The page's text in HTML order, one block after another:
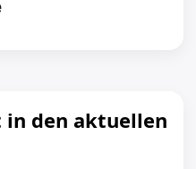
in den aktuellen